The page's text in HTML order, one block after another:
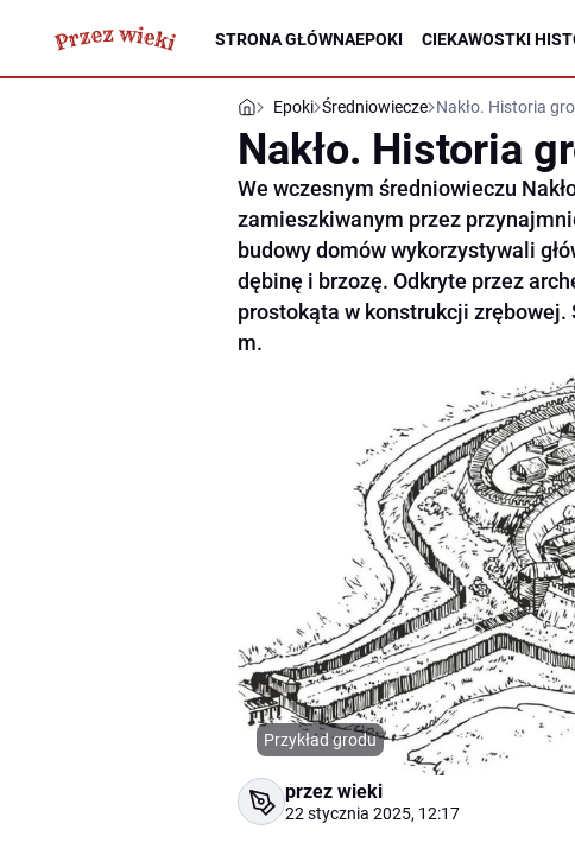
STRONA GŁÓWNAEPOKI CIEKAWOSTKI
Epoki Średniowiecze Nakło. Historia
Nakło. Historia
We wczesnym średniowieczu
zamieszkiwanym przez
budowy domów wykorzystywali
dębinę i brzozę. Odkryte przez
prostokąta w konstrukcji zrębowej.
m.
Przykład grodu
przez wieki
22 stycznia 2025, 12:17